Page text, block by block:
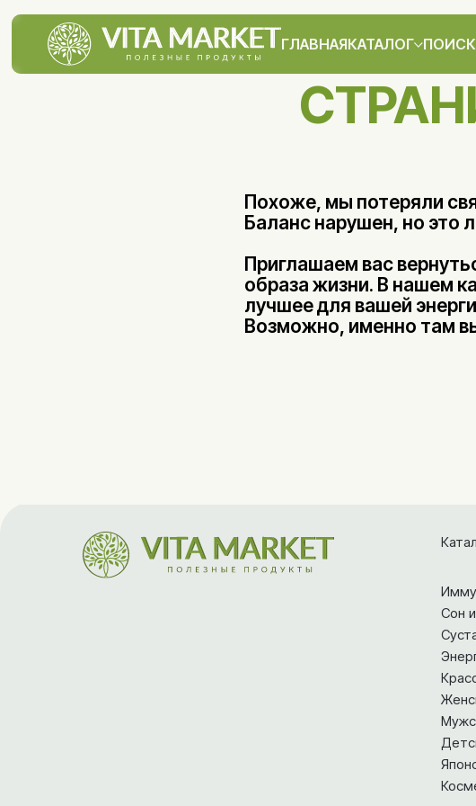
ГЛАВНАЯКАТАЛОГ ПОИСК
Похоже, мы потеряли
Баланс нарушен, но это
Приглашаем вас
образа жизни. В нашем
лучшее для вашей
Возможно, именно там
Сон